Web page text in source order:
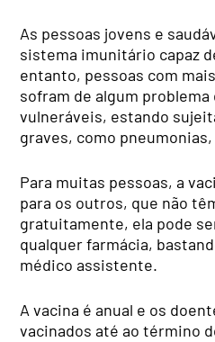
As pessoas jovens e
sistema imunitário capaz
entanto, pessoas com
sofram de algum problema
vulneráveis, estando
graves, como
Para muitas pessoas, a
para os outros, que não
gratuitamente, ela pode
qualquer farmácia,
médico assistente.
A vacina é anual e os
vacinados até ao término